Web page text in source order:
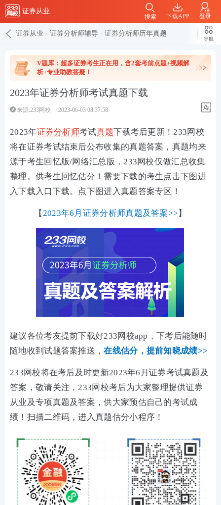
证券从业
下载APP 登录
搜索
证券从业 - 证券分析师辅导 - 证券分析师历年真题
导航
V题库：超多证券考生正在用，含2套考前点题+视频解
析+专业助教答疑！
2023年证券分析师考试真题下载
来源:233网校 2023-06-03 08:37:58
2023年证券分析师考试真题下载考后更新！233网校
将在证券考试结束后公布收集的真题答案，真题均来
源于考生回忆版/网络汇总版，233网校仅做汇总收集
整理。供考生回忆估分！需要下载的考生点击下图进
入下载入口下载。 点下图进入真题答案专区！
【 2023年6月证券分析师真题及答案>> 】
建议各位考友提前下载好233网校app，下考后能随时
随地收到试题答案推送，在线估分， 提前知晓成绩>>
233网校将在考后及时更新2023年6月证券考试真题及
答案，敬请关注，233网校考后为大家整理提供证券
从业及专项真题及答案，供大家预估自己的考试成
绩！扫描二维码，进入真题估分小程序！